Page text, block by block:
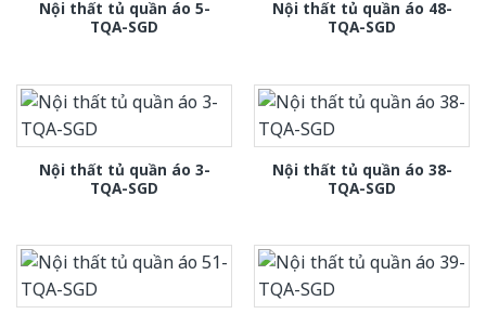
Nội thất tủ quần áo 5-
TQA-SGD
Nội thất tủ quần áo 48-
TQA-SGD
Nội thất tủ quần áo 3-
TQA-SGD
Nội thất tủ quần áo 38-
TQA-SGD